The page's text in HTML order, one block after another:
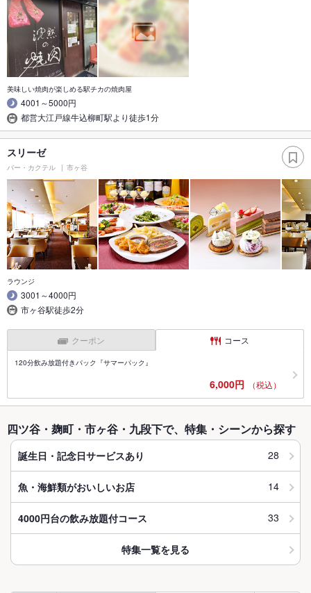
美味しい焼肉が楽しめる駅チカの焼肉屋
4001～5000円
都営大江戸線牛込柳町駅より徒歩1分
スリーゼ
バー・カクテル 市ヶ谷
ラウンジ
3001～4000円
市ヶ谷駅徒歩2分
クーポン コース
120分飲み放題付きパック『サマーパック』
6,000円 （税込）
四ツ谷・麹町・市ヶ谷・九段下で、特集・シーンから探す
誕生日・記念日サービスあり 28
魚・海鮮類がおいしいお店 14
4000円台の飲み放題付コース 33
特集一覧を見る